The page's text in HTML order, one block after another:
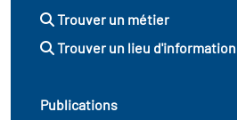
Trouver un métier
Trouver un lieu d'information
Publications